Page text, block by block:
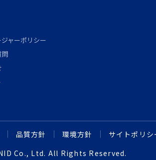
ャーポリシー
問
品質方針 環境方針 サイトポリシ
Co., Ltd. All Rights Reserved.